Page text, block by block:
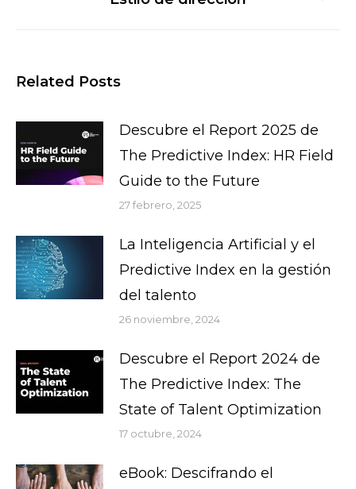
Related Posts
Descubre el Report 2025 de
The Predictive Index: HR Field
Guide to the Future
27 febrero, 2025
La Inteligencia Artificial y el
Predictive Index en la gestión
del talento
26 noviembre, 2024
Descubre el Report 2024 de
The Predictive Index: The
State of Talent Optimization
17 octubre, 2024
eBook: Descifrando el